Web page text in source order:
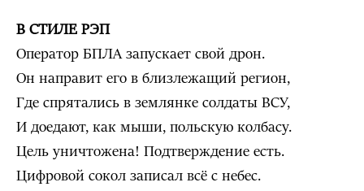
В СТИЛЕ РЭП
Оператор БПЛА запускает свой дрон.
Он направит его в близлежащий регион,
Где спрятались в землянке солдаты ВСУ,
И доедают, как мыши, польскую колбасу.
Цель уничтожена! Подтверждение есть.
Цифровой сокол записал всё с небес.